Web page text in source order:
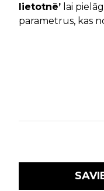
lietotnē’ lai
parametrus, kas